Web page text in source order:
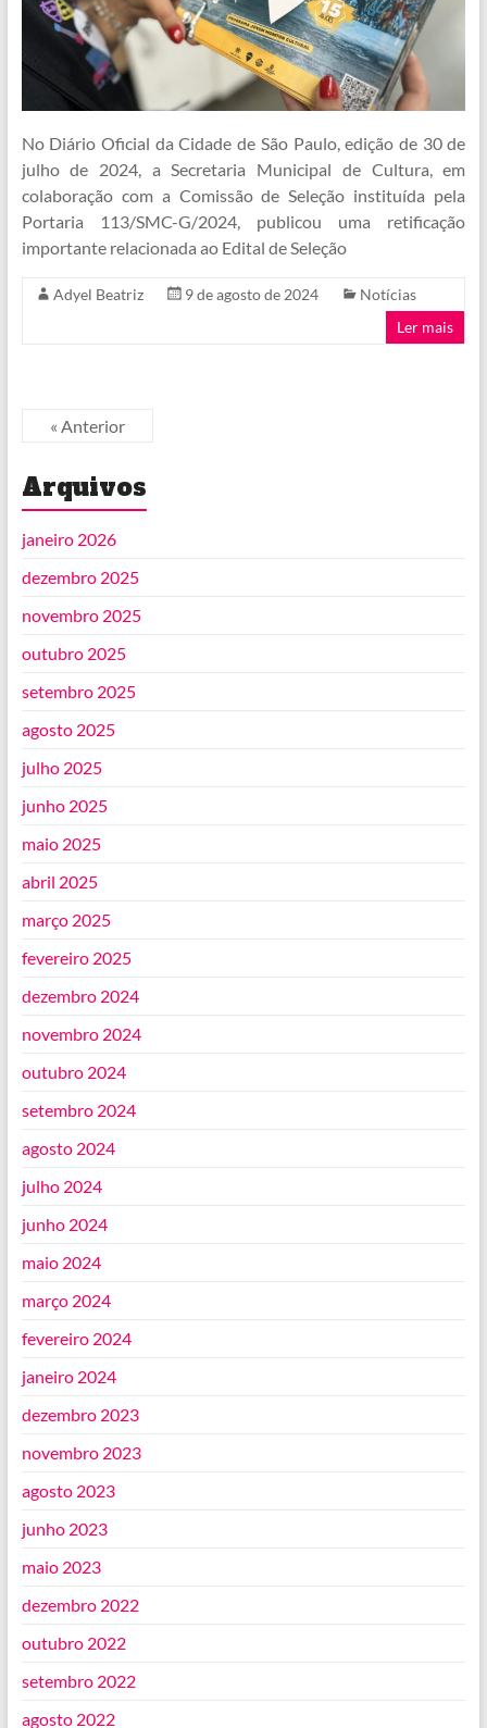
No Diário Oficial da Cidade de São Paulo, edição de 30 de
julho de 2024, a Secretaria Municipal de Cultura, em
colaboração com a Comissão de Seleção instituída pela
Portaria 113/SMC-G/2024, publicou uma retificação
importante relacionada ao Edital de Seleção
Adyel Beatriz 9 de agosto de 2024
Notícias
Ler mais
« Anterior
Arquivos
janeiro 2026
dezembro 2025
novembro 2025
outubro 2025
setembro 2025
agosto 2025
julho 2025
junho 2025
maio 2025
abril 2025
março 2025
fevereiro 2025
dezembro 2024
novembro 2024
outubro 2024
setembro 2024
agosto 2024
julho 2024
junho 2024
maio 2024
março 2024
fevereiro 2024
janeiro 2024
dezembro 2023
novembro 2023
agosto 2023
junho 2023
maio 2023
dezembro 2022
outubro 2022
setembro 2022
agosto 2022